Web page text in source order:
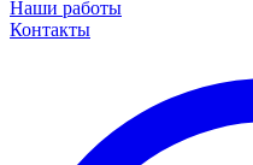
Наши работы
Контакты